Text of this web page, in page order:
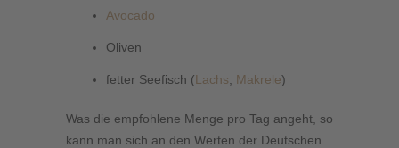
Avocado
Oliven
fetter Seefisch (Lachs, Makrele)
Was die empfohlene Menge pro Tag angeht, so
kann man sich an den Werten der Deutschen